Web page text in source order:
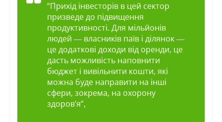
“Прихід інвесторів в цей сектор
призведе до підвищення
продуктивності. Для мільйонів
людей ― власників паїв і ділянок ―
це додаткові доходи від оренди, це
дасть можливість наповнити
бюджет і вивільнити кошти, які
можна буде направити на інші
сфери, зокрема, на охорону
здоров’я”,